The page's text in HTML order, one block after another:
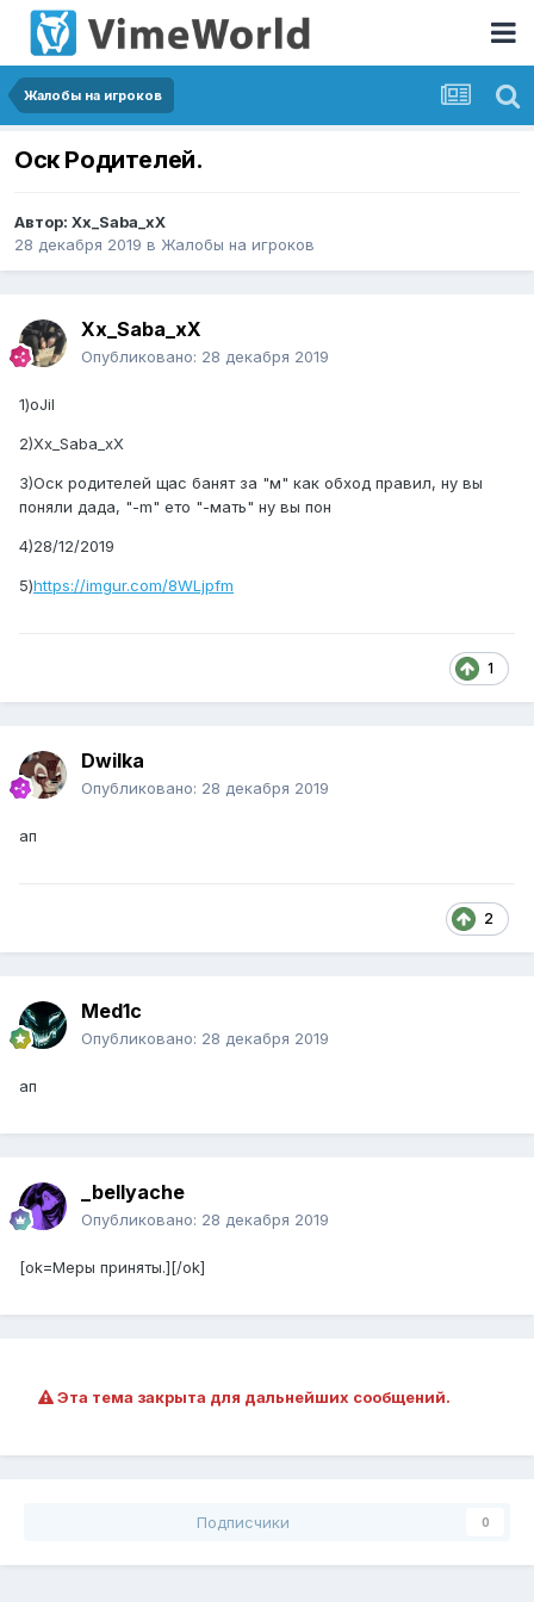
Жалобы на игроков
Оск Родителей.
Автор: Xx_Saba_xX
28 декабря 2019 в Жалобы на игроков
Xx_Saba_xX
Опубликовано: 28 декабря 2019
1)oJil
2)Xx_Saba_xX
3)Оск родителей щас банят за "м" как обход правил, ну вы
поняли дада, "-m" ето "-мать" ну вы пон
4)28/12/2019
5)https://imgur.com/8WLjpfm
1
Dwilka
Опубликовано: 28 декабря 2019
ап
2
Med1c
Опубликовано: 28 декабря 2019
ап
_bellyache
Опубликовано: 28 декабря 2019
[ok=Меры приняты.][/ok]
Эта тема закрыта для дальнейших сообщений.
Подписчики 0